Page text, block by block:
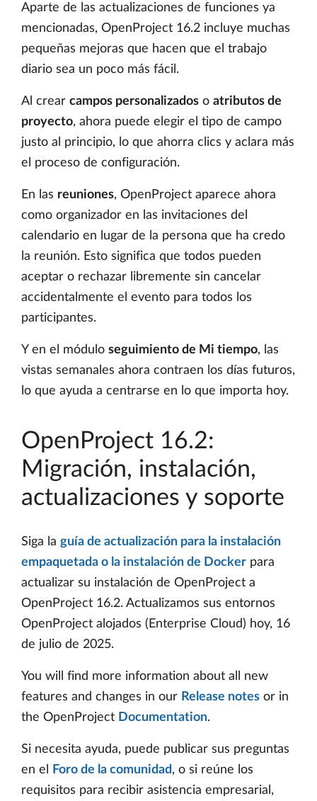
Aparte de las actualizaciones de funciones ya
mencionadas, OpenProject 16.2 incluye muchas
pequeñas mejoras que hacen que el trabajo
diario sea un poco más fácil.
Al crear campos personalizados o atributos de
proyecto, ahora puede elegir el tipo de campo
justo al principio, lo que ahorra clics y aclara más
el proceso de configuración.
En las reuniones, OpenProject aparece ahora
como organizador en las invitaciones del
calendario en lugar de la persona que ha credo
la reunión. Esto significa que todos pueden
aceptar o rechazar libremente sin cancelar
accidentalmente el evento para todos los
participantes.
Y en el módulo seguimiento de Mi tiempo, las
vistas semanales ahora contraen los días futuros,
lo que ayuda a centrarse en lo que importa hoy.
OpenProject 16.2:
Migración, instalación,
actualizaciones y soporte
Siga la guía de actualización para la instalación
empaquetada o la instalación de Docker para
actualizar su instalación de OpenProject a
OpenProject 16.2. Actualizamos sus entornos
OpenProject alojados (Enterprise Cloud) hoy, 16
de julio de 2025.
You will find more information about all new
features and changes in our Release notes or in
the OpenProject Documentation.
Si necesita ayuda, puede publicar sus preguntas
en el
Foro de la comunidad , o si reúne los
requisitos para recibir asistencia empresarial,